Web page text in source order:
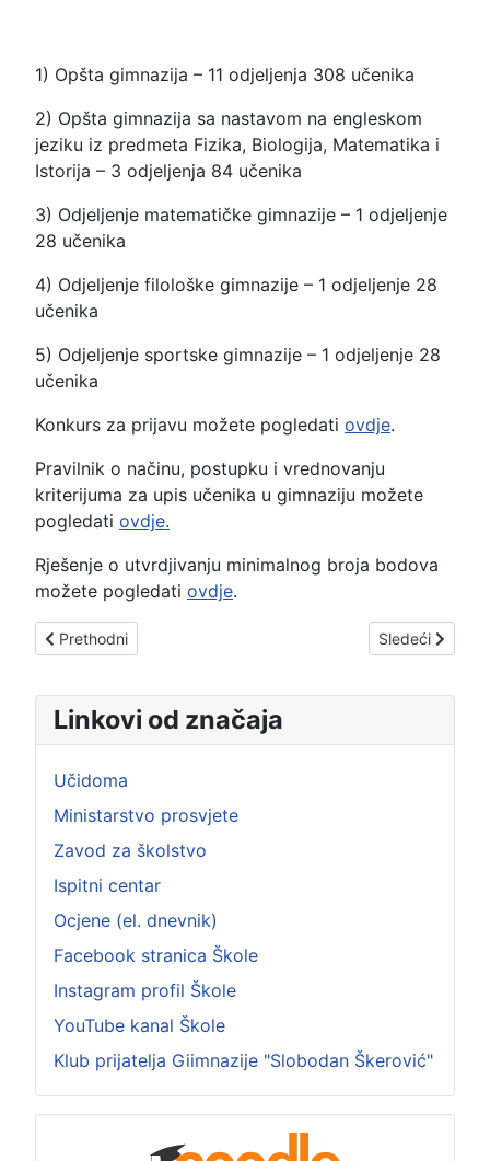
1) Opšta gimnazija – 11 odjeljenja 308 učenika
2) Opšta gimnazija sa nastavom na engleskom
jeziku iz predmeta Fizika, Biologija, Matematika i
Istorija – 3 odjeljenja 84 učenika
3) Odjeljenje matematičke gimnazije – 1 odjeljenje
28 učenika
4) Odjeljenje filološke gimnazije – 1 odjeljenje 28
učenika
5) Odjeljenje sportske gimnazije – 1 odjeljenje 28
učenika
Konkurs za prijavu možete pogledati ovdje.
Pravilnik o načinu, postupku i vrednovanju
kriterijuma za upis učenika u gimnaziju možete
pogledati ovdje.
Rješenje o utvrdjivanju minimalnog broja bodova
možete pogledati ovdje.
Prethodni članak: OBAVJEŠTENJE
Prethodni Sledeći članak:
Sledeći
Linkovi od značaja
Učidoma
Ministarstvo prosvjete
Zavod za školstvo
Ispitni centar
Ocjene (el. dnevnik)
Facebook stranica Škole
Instagram profil Škole
YouTube kanal Škole
Klub prijatelja Giimnazije "Slobodan Škerović"